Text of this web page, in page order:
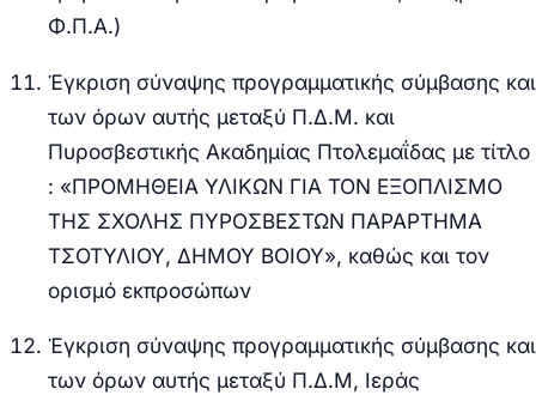
Φ.Π.Α.)
Έγκριση σύναψης προγραμματικής σύμβασης και
των όρων αυτής μεταξύ Π.Δ.Μ. και
Πυροσβεστικής Ακαδημίας Πτολεμαΐδας με τίτλο
: «ΠΡΟΜΗΘΕΙΑ ΥΛΙΚΩΝ ΓΙΑ ΤΟΝ ΕΞΟΠΛΙΣΜΟ
ΤΗΣ ΣΧΟΛΗΣ ΠΥΡΟΣΒΕΣΤΩΝ ΠΑΡΑΡΤΗΜΑ
ΤΣΟΤΥΛΙΟΥ, ΔΗΜΟΥ ΒΟΙΟΥ», καθώς και τον
ορισμό εκπροσώπων
Έγκριση σύναψης προγραμματικής σύμβασης και
των όρων αυτής μεταξύ Π.Δ.Μ, Ιεράς